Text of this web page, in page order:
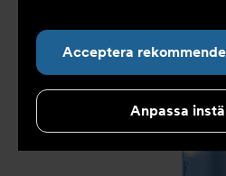
Acceptera
Anpassa